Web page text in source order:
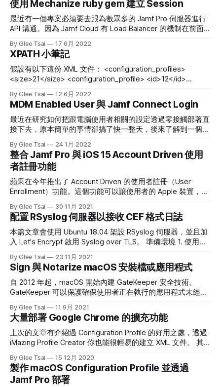
Profile 移除簽署並重新排列為 XML 的縮排格式，透過以下兩
行指令就可以了： security cms -D -i /某某.mobileconfig >
輸出.plist plutil -convert xml1 輸出.plist
使用 Mechanize ruby gem 建立 Session
最近有一個專案必須要去跟為數眾多的 Jamf Pro 伺服器進行
API 溝通。因為 Jamf Cloud 有 Load Balancer 的機制在前面，
不同的 Web Apps。
By Glee Tsai 17 6月 2022
XPATH 小筆記
假設有以下這份 XML 文件： <configuration_profiles>
<size>21</size> <configuration_profile> <id>12</id>
</configuration_profile> <configuration_profile> <id>7</id>
By Glee Tsai 12 6月 2022
MDM Enabled User 與 Jamf Connect Login
最近在研究如何把跟電腦使用者相關的設定透過零接觸部署直
接下去，原本簡單的事情卻搞了快一整天，後來了解到一個很
MDM Enabled User 早期叫做 MDM Capable User，從
macOS 10.12 開始，一台電腦上面只可以有一位。從 Jamf
Pro MDM-Enabled Local User Acoounts 裡面讀到一句非常重
要的話： The local user account will not be MDM-enabled if
at least one of the following is true: The Skip Account
By Glee Tsai 24 1月 2022
整合 Jamf Pro 與 iOS 15 Account Driven 使用
者註冊功能
蘋果在今年推出了 Account Driven 的使用者註冊（User
Enrollment）功能。這個功能可以讓使用者的 Apple 裝置，如
司的。 個人的 Apple ID 很容易理解，直接到
https://appleid.apple.com 申請就可以了。但是公司的 Apple
ID 並不是從上面的網址來產生，而是必須到公司的 Apple
Business Manager 幫員工註冊與申請。 再更精準的說，不只
Apple ID，只要來到學校的 Apple School Manager 就能完
成。無論是公司或是學校所申請出來的
By Glee Tsai 30 11月 2021
配置 RSyslog 伺服器以接收 CEF 格式日誌
本篇文章會使用 Ubuntu 18.04 架設 RSyslog 伺服器，並且加
入 Let's Encrypt 啟用 Syslog over TLS。 準備環境 1. 使用
安裝 RSyslog 必要服務 首先透過 SSH 連線到 Linode 上面的
Ubuntu 服務，你可以在 Linode 的面板上面，看到 SSH
Access 的相關資訊。連線後執行以下指令： 1. add-apt-
repository
By Glee Tsai 23 11月 2021
Sign 與 Notarize macOS 安裝檔或應用程式
自 2012 年起，macOS 開始內建 GateKeeper 安全技術。
GateKeeper 可以保護確保使用者正在執行的應用程式未經過
起，macOS 更進一步要求所有在 2019 年 6 月 1…
By Glee Tsai 11 9月 2021
大量部署 Google Chrome 的擴充功能
上次的文章有介紹過 Configuration Profile 的好用之處，透過
iMazing Profile Creator 你也能很輕易的建立 XML 文件。 其實
用了這個技術協助 IT 人員管理 Google Chrome 的瀏覽器設
定。這邊舉一個例子，如果在部署 macOS 設備時，希望把公
司常用的 Google Chrome 擴充功能一併裝下去的話，用
By Glee Tsai 15 12月 2020
製作 macOS Configuration Profile 並透過
Jamf Pro 部署